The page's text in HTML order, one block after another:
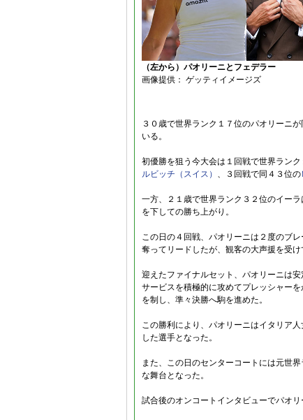
（左から）パオリーニとフェデラー
画像提供： ゲッティイメージズ
３０歳で世界ランク１７位のパオリーニ
いる。
初優勝を狙う今大会は１回戦で世界ラン
ルビッチ（スイス） 、３回戦で同４３位の
一方、２１歳で世界ランク３２位のイー
を下しての勝ち上がり。
この日の４回戦、パオリーニは２度のブ
奪ってリードしたが、観客の大声援を受
迎えたファイナルセット、パオリーニは
サービスを積極的に攻めてプレッシャー
を制し、準々決勝へ駒を進めた。
この勝利により、パオリーニはイタリア
した選手となった。
また、この日のセンターコートには元世
な舞台となった。
試合後のオンコートインタビューでパオリ